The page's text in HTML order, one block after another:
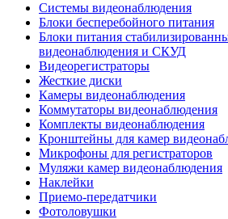
Системы видеонаблюдения
Блоки бесперебойного питания
Блоки питания
видеонаблюдения и СКУД
Видеорегистраторы
Жесткие диски
Камеры видеонаблюдения
Коммутаторы видеонаблюдения
Комплекты видеонаблюдения
Кронштейны для камер
Микрофоны для регистраторов
Муляжи камер видеонаблюдения
Наклейки
Приемо-передатчики
Фотоловушки